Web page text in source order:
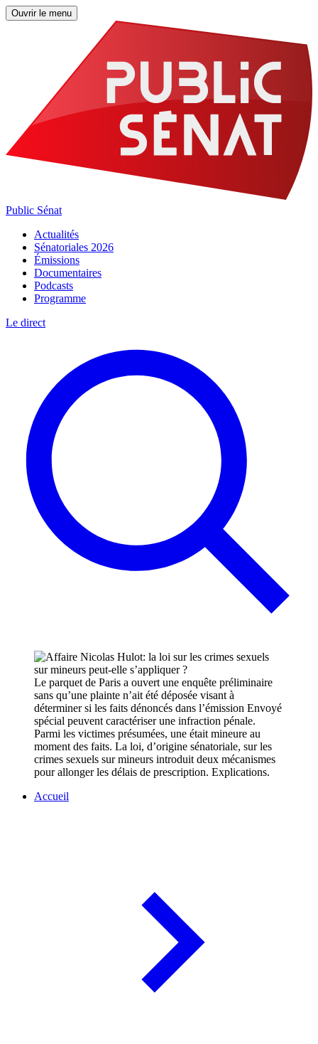
Ouvrir le menu
Public Sénat
Actualités
Sénatoriales 2026
Émissions
Documentaires
Podcasts
Programme
Le direct
Le parquet de Paris a ouvert une enquête préliminaire
sans qu’une plainte n’ait été déposée visant à
déterminer si les faits dénoncés dans l’émission Envoyé
spécial peuvent caractériser une infraction pénale.
Parmi les victimes présumées, une était mineure au
moment des faits. La loi, d’origine sénatoriale, sur les
crimes sexuels sur mineurs introduit deux mécanismes
pour allonger les délais de prescription. Explications.
Accueil